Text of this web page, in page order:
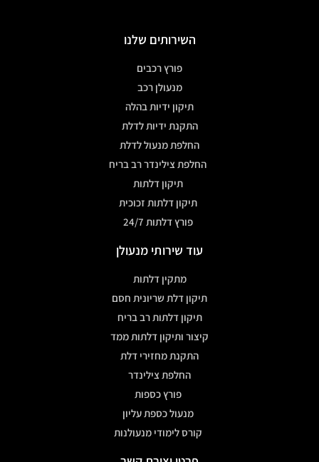
השירותים שלנו
פורץ רכבים
מנעולן רכב
תיקון ידיות בהלה
התקנת ידיות לדלת
החלפת מנעול לדלת
החלפת צילינדר רב בריח
תיקון דלתות
תיקון דלתות זכוכית
פורץ דלתות 24/7
עוד שירותי מנעולן
מתקין דלתות
תיקון דלת שריונית חסם
תיקון דלתות רב בריח
קיצור ותיקון דלתות ממד
התקנת מחזירי דלת
החלפת צילינדר
פורץ כספות
מנעול כספת עליון
קורס לימודי מנעולנות